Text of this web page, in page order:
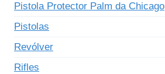
Pistola Protector Palm da Chicago
Pistolas
Revólver
Rifles